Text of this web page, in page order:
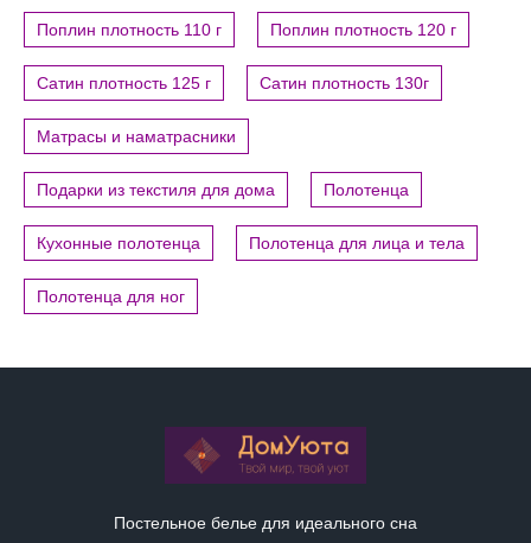
Поплин плотность 110 г Поплин плотность 120 г
Сатин плотность 125 г Сатин плотность 130г
Матрасы и наматрасники
Подарки из текстиля для дома Полотенца
Кухонные полотенца Полотенца для лица и тела
Полотенца для ног
Постельное белье для идеального сна